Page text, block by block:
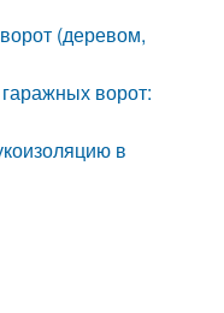
(деревом,
ворот:
в